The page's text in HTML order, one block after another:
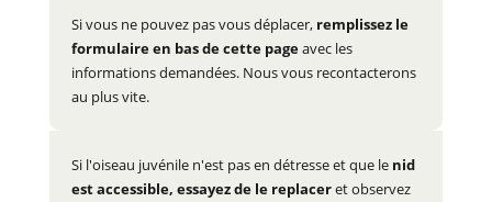
Si vous ne pouvez pas vous déplacer, remplissez le
formulaire en bas de cette pageavec les
informations demandées. Nous vous recontacterons
au plus vite.
Si l'oiseau juvénile n'est pas en détresse et que le nid
est accessible, essayez de le replaceret observez